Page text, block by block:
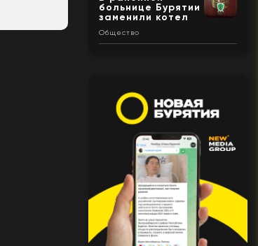
больнице Бурятии
заменили котел
Общество